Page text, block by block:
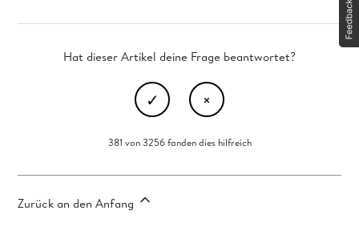
Hat dieser Artikel deine Frage beantwortet?
381 von 3256 fanden dies hilfreich
Zurück an den Anfang